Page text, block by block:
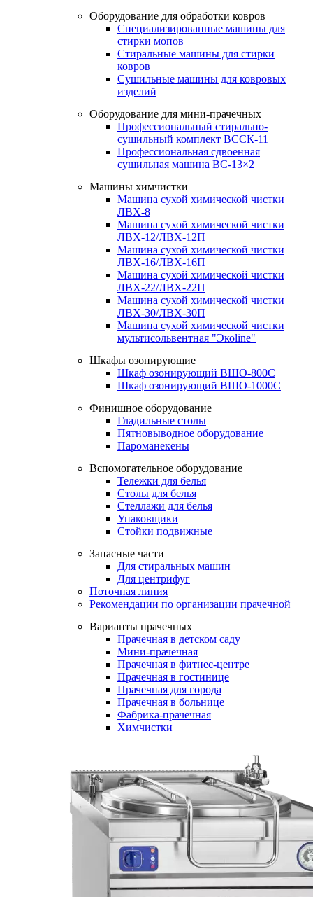
Оборудование для обработки ковров
Специализированные машины для
стирки мопов
Стиральные машины для стирки
ковров
Сушильные машины для ковровых
изделий
Оборудование для мини-прачечных
Профессиональный стирально-
сушильный комплект ВССК-11
Профессиональная сдвоенная
сушильная машина ВС-13×2
Машины химчистки
Машина сухой химической чистки
ЛВХ-8
Машина сухой химической чистки
ЛВХ-12/ЛВХ-12П
Машина сухой химической чистки
ЛВХ-16/ЛВХ-16П
Машина сухой химической чистки
ЛВХ-22/ЛВХ-22П
Машина сухой химической чистки
ЛВХ-30/ЛВХ-30П
Машина сухой химической чистки
мультисольвентная "Экоline"
Шкафы озонирующие
Шкаф озонирующий ВШО-800С
Шкаф озонирующий ВШО-1000С
Финишное оборудование
Гладильные столы
Пятновыводное оборудование
Пароманекены
Вспомогательное оборудование
Тележки для белья
Столы для белья
Стеллажи для белья
Упаковщики
Стойки подвижные
Запасные части
Для стиральных машин
Для центрифуг
Поточная линия
Рекомендации по организации прачечной
Варианты прачечных
Прачечная в детском саду
Мини-прачечная
Прачечная в фитнес-центре
Прачечная в гостинице
Прачечная для города
Прачечная в больнице
Фабрика-прачечная
Химчистки